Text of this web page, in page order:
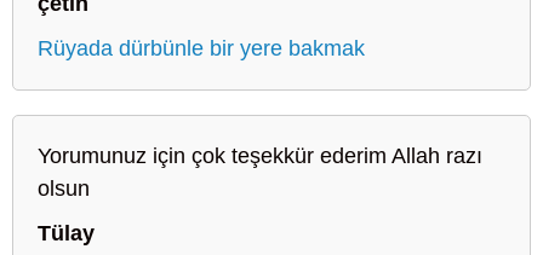
Rüyada dürbünle bir yere bakmak
Yorumunuz için çok teşekkür ederim Allah razı
olsun
Tülay